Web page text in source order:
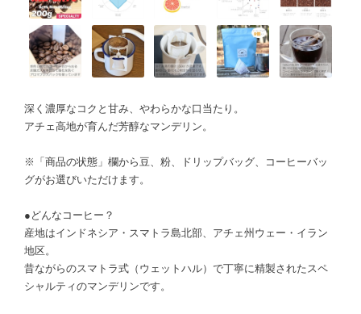
深く濃厚なコクと甘み、やわらかな口当たり。
アチェ高地が育んだ芳醇なマンデリン。
※「商品の状態」欄から豆、粉、ドリップバッグ、コーヒーバッ
グがお選びいただけます。
●どんなコーヒー？
産地はインドネシア・スマトラ島北部、アチェ州ウェー・イラン
地区。
昔ながらのスマトラ式（ウェットハル）で丁寧に精製されたスペ
シャルティのマンデリンです。